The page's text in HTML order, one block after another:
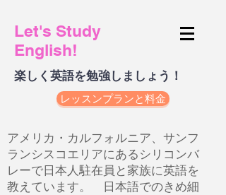
Let's Study
English!
楽しく英語を勉強しましょう！
レッスンプランと料金
アメリカ・カルフォルニア、サンフ
ランシスコエリアにあるシリコンバ
レーで日本人駐在員と家族に英語を
教えています。 日本語でのきめ細